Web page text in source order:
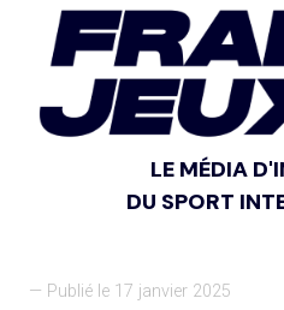
LE MÉDIA
DU SPORT
— Publié le 17 janvier 2025